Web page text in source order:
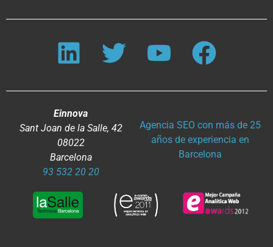
Einnova
Sant Joan de la Salle, 42
08022
Barcelona
93 532 20 20
Agencia SEO con más de 25
años de experiencia en
Barcelona